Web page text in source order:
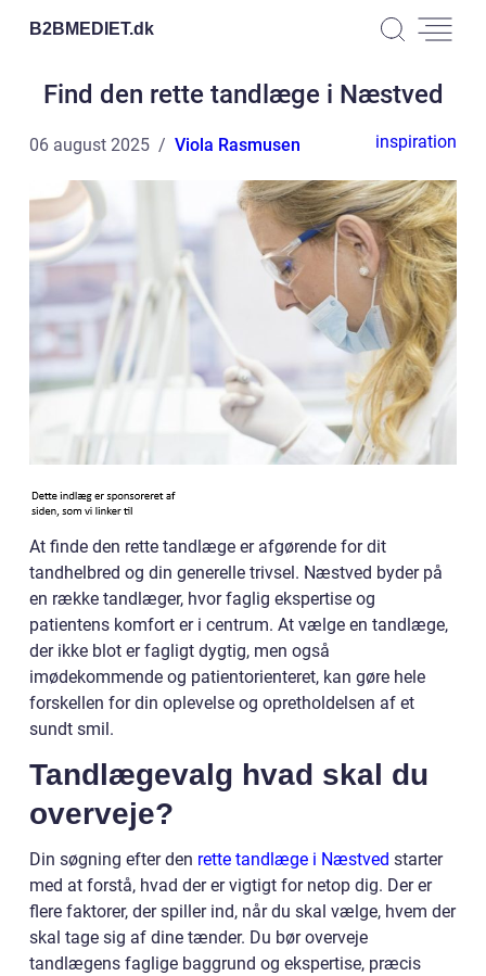
B2BMEDIET.dk
Find den rette tandlæge i Næstved
06 august 2025 Viola Rasmusen inspiration
At finde den rette tandlæge er afgørende for dit
tandhelbred og din generelle trivsel. Næstved byder på
en række tandlæger, hvor faglig ekspertise og
patientens komfort er i centrum. At vælge en tandlæge,
der ikke blot er fagligt dygtig, men også
imødekommende og patientorienteret, kan gøre hele
forskellen for din oplevelse og opretholdelsen af et
sundt smil.
Tandlægevalg hvad skal du
overveje?
Din søgning efter den rette tandlæge i Næstved starter
med at forstå, hvad der er vigtigt for netop dig. Der er
flere faktorer, der spiller ind, når du skal vælge, hvem der
skal tage sig af dine tænder. Du bør overveje
tandlægens faglige baggrund og ekspertise, præcis